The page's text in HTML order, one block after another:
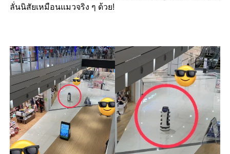
ลั่นนิสัยเหมือนแมวจริง ๆ ด้วย!